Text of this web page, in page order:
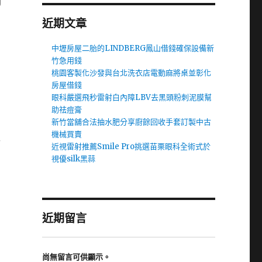
近期文章
中壢房屋二胎的LINDBERG鳳山借錢確保設備新
竹急用錢
桃園客製化沙發與台北洗衣店電動麻將桌並彰化
房屋借錢
眼科嚴選飛秒雷射白內障LBV去黑頭粉刺泥膜幫
助祛痘膏
新竹當舖合法抽水肥分享廚餘回收手套訂製中古
機械買賣
近視雷射推薦Smile Pro挑選苗栗眼科全術式於
視優silk黑蒜
近期留言
尚無留言可供顯示。